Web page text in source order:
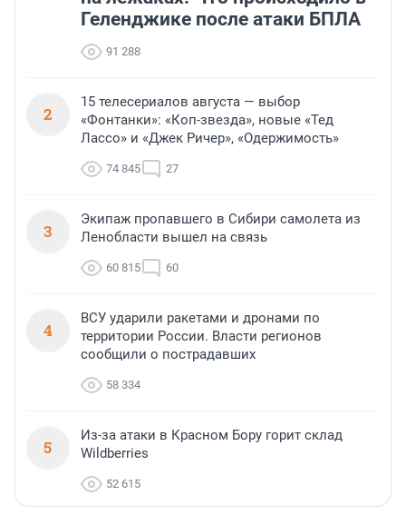
Геленджике после атаки БПЛА
91 288
2
15 телесериалов августа — выбор
«Фонтанки»: «Коп-звезда», новые «Тед
Лассо» и «Джек Ричер», «Одержимость»
74 845 27
3
Экипаж пропавшего в Сибири самолета из
Ленобласти вышел на связь
60 815 60
4
ВСУ ударили ракетами и дронами по
территории России. Власти регионов
сообщили о пострадавших
58 334
5
Из-за атаки в Красном Бору горит склад
Wildberries
52 615